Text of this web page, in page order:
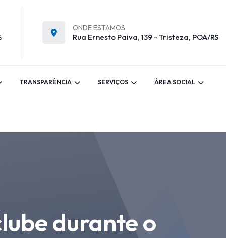
ONDE ESTAMOS
Rua Ernesto Paiva, 139 - Tristeza, POA/RS
TRANSPARÊNCIA SERVIÇOS ÁREA SOCIAL
durante o